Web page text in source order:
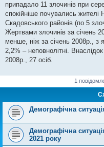
припадало 11 злочинів при
спокійніше почувались жителі
Скадовського районів (по 5
Жертвами злочинів за січень
менше, ніж за січень 2008р., з
2,2% – неповнолітні.
2008р., 27 осіб.
1
Демографічна
Демографічна
2021 року